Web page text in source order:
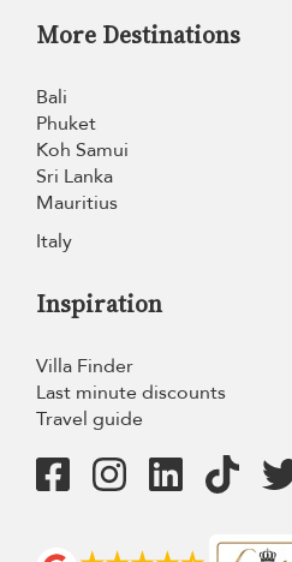
More Destinations
Bali
Phuket
Koh Samui
Sri Lanka
Mauritius
Italy
Inspiration
Villa Finder
Last minute discounts
Travel guide